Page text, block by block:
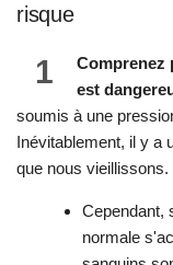
risque
1
Comprenez
est
soumis à une
Inévitablement, il y a
que nous vieillissons.
Cependant,
normale